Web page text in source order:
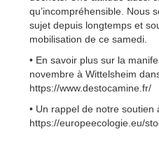
qu’incompréhensible. Nous
sujet depuis longtemps et
mobilisation de ce samedi.
• En savoir plus sur la
novembre à Wittelsheim
https://www.destocamine.fr/
• Un rappel de notre soutien
https://europeecologie.eu/